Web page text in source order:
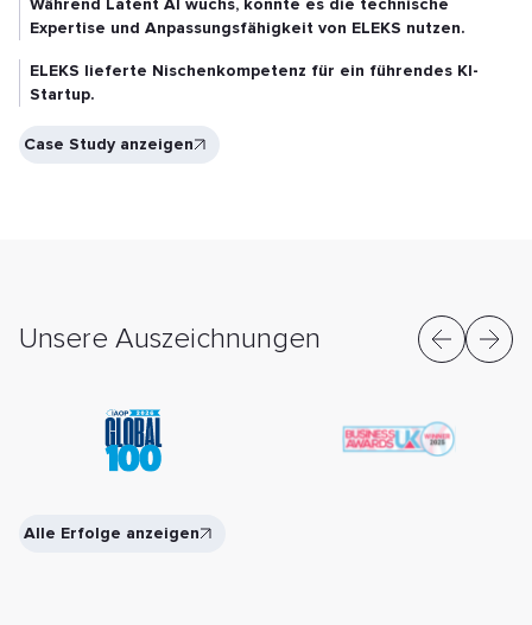
Während Latent AI wuchs, konnte es die technische
Expertise und Anpassungsfähigkeit von ELEKS nutzen.
ELEKS lieferte Nischenkompetenz für ein führendes KI-
Startup.
Case Study anzeigen
Unsere Auszeichnungen
Alle Erfolge anzeigen